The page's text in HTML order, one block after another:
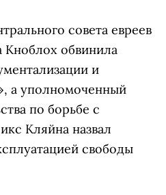
совета евреев
обвинила
и
, а уполномоченный
по борьбе с
Кляйна назвал
свободы